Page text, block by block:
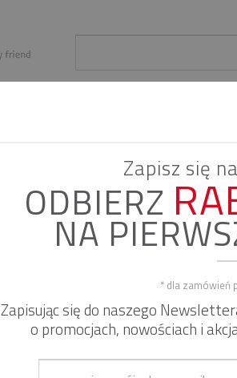
Zapisz się
ODBIERZ
NA
* dla zamówień
Zapisując się do naszego
o promocjach, nowościach i